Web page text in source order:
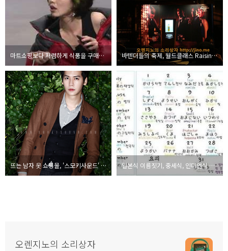
마트쇼핑보다 저렴하게 식품을 구매하는 방법 바텐더들의 축제, 월드클래스 Raising the bar 2012 참관기
뜨는 남자 옷 쇼핑몰, '스모키사운드' 6천원 적립받고 쇼핑하기 + '닥치고 꽃미남밴드' 본방사수하면 3천원 추가 적립!! 일본식 이름짓기, 중세식, 인디언식 이름짓기도?
오렌지노의 소리상자